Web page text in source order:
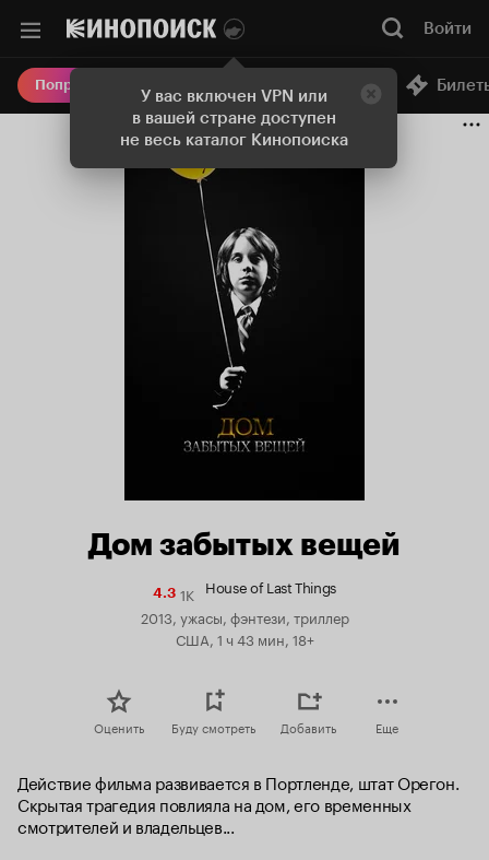
У вас включен VPN или
в вашей стране доступен
не весь каталог Кинопоиска
Войти
Попробовать Плюс Онлайн-кинотеатр
Дом забытых вещей
4.3Рейтинг
Кинопоиска
4.3
1K House of Last Things
2013, ужасы, фэнтези, триллер
США, 1 ч 43 мин, 18+
Оценить Буду смотреть Добавить Еще
Действие фильма развивается в Портленде, штат Орегон.
Скрытая трагедия повлияла на дом, его временных
смотрителей и владельцев...